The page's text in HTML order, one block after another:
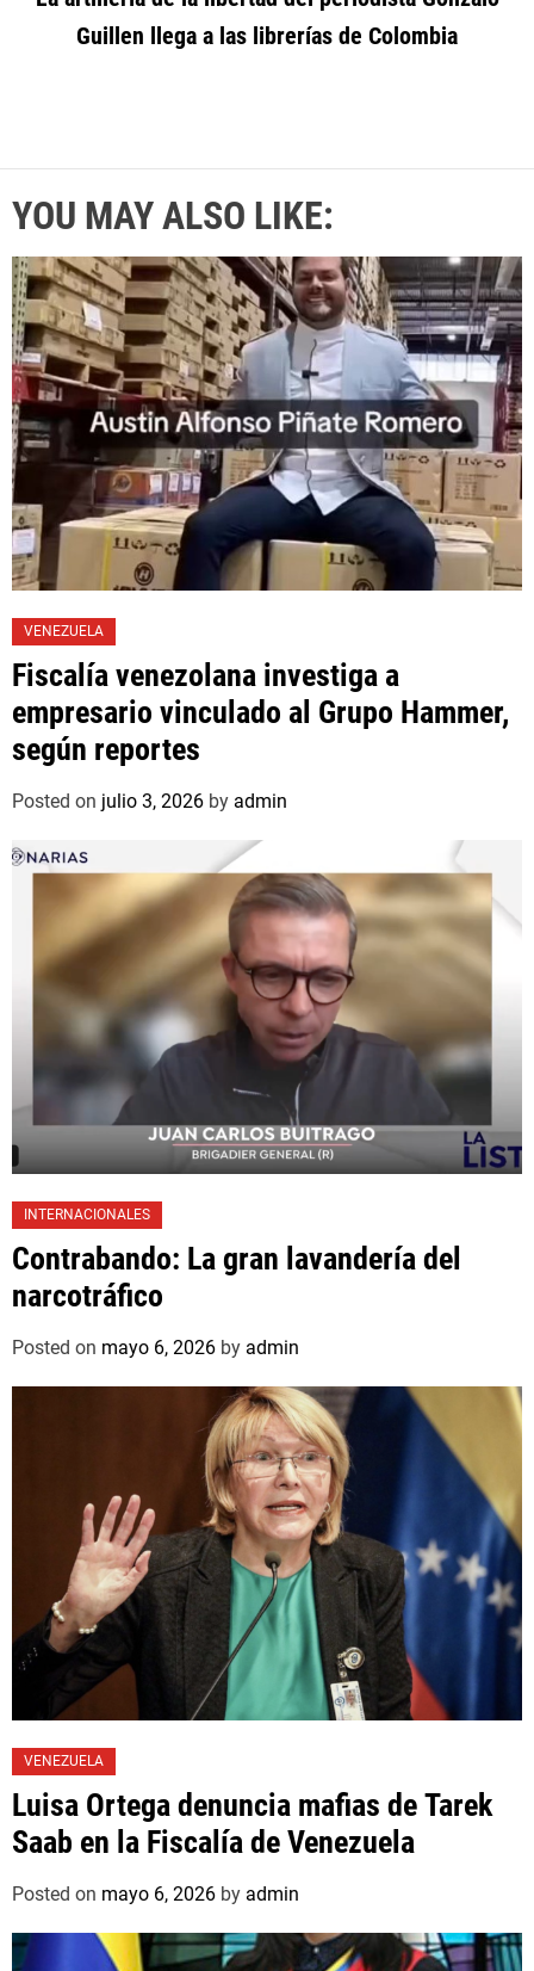
Guillen llega a las librerías de Colombia
YOU MAY ALSO LIKE:
VENEZUELA
Fiscalía venezolana investiga a
empresario vinculado al Grupo Hammer,
según reportes
Posted on julio 3, 2026 by admin
INTERNACIONALES
Contrabando: La gran lavandería del
narcotráfico
Posted on mayo 6, 2026 by admin
VENEZUELA
Luisa Ortega denuncia mafias de Tarek
Saab en la Fiscalía de Venezuela
Posted on mayo 6, 2026 by admin